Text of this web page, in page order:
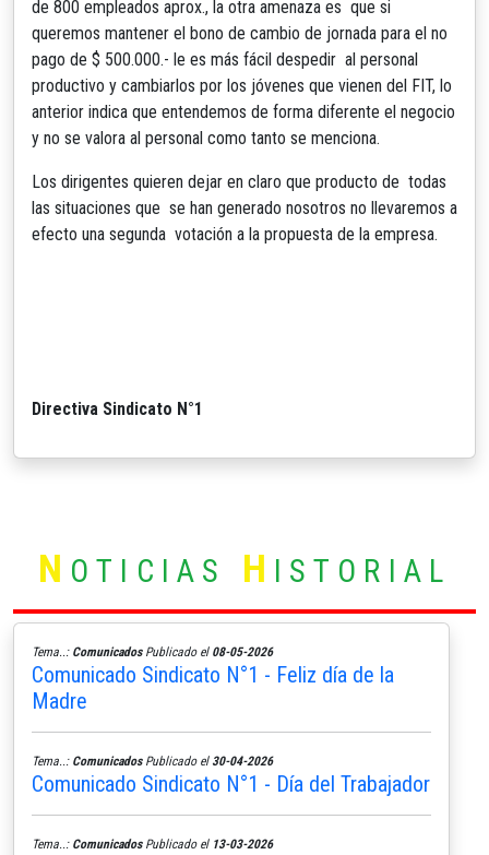
de 800 empleados aprox., la otra amenaza es que si
queremos mantener el bono de cambio de jornada para el no
pago de $ 500.000.- le es más fácil despedir al personal
productivo y cambiarlos por los jóvenes que vienen del FIT, lo
anterior indica que entendemos de forma diferente el negocio
y no se valora al personal como tanto se menciona.
Los dirigentes quieren dejar en claro que producto de todas
las situaciones que se han generado nosotros no llevaremos a
efecto una segunda votación a la propuesta de la empresa.
Directiva Sindicato N°1
N OTICIAS H ISTORIAL
Tema..: ComunicadosPublicado el 08-05-2026
Comunicado Sindicato N°1 - Feliz día de la
Madre
Tema..: ComunicadosPublicado el 30-04-2026
Comunicado Sindicato N°1 - Día del Trabajador
Tema..: ComunicadosPublicado el 13-03-2026